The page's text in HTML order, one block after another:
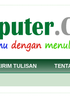
TULISAN